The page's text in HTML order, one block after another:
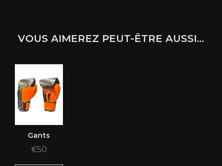
VOUS AIMEREZ PEUT-ÊTRE AUSSI…
Gants
€50